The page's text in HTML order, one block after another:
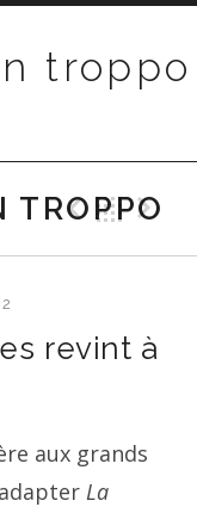
troppo
TROPPO
revint à
aux grands
La